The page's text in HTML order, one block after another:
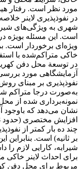
مورد نظر است. رفتار
در نفوذپذیری لاینر
شهری به ویژگی‌های
است. این مسئله بویژه
ویژه‌ای برخوردار است.
خاکی متراکم‌شده با
در توسعة محل دفن
آزمایشگاهی مورد
نفوذپذیری بر مبنای
به‌صورت درجا متراکم
نمونه‌برداری شده از
نشان می‌دهد که باوجود
بر ثانیه) است. بنابراین
شیرابه، کارایی لازم
برای احداث لاینر خاکی
مربوط برای محل دفن